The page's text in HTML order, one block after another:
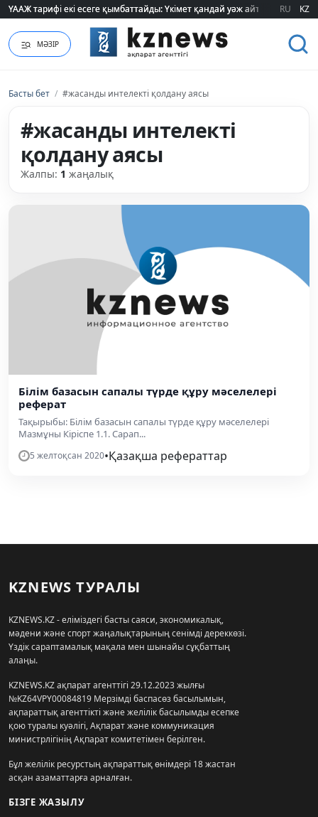
ҮААЖ тарифі екі есеге қымбаттайды: Үкімет қандай уәж айтады?
ҮААЖ тарифі екі есеге қымбаттайды: Үкімет қандай уәж айтады? RU KZ
МӘЗІР
Басты бет / #жасанды интелекті қолдану аясы
#жасанды интелекті
қолдану аясы
Жалпы: 1 жаңалық
Білім базасын сапалы түрде құру мәселелері
реферат
Тақырыбы: Білім базасын сапалы түрде құру мәселелері
Мазмұны Кіріспе 1.1. Сарап...
5 желтоқсан 2020•Қазақша рефераттар
KZNEWS ТУРАЛЫ
KZNEWS.KZ - еліміздегі басты саяси, экономикалық,
мәдени және спорт жаңалықтарының сенімді дереккөзі.
Үздік сараптамалық мақала мен шынайы сұқбаттың
алаңы.
KZNEWS.KZ ақпарат агенттігі 29.12.2023 жылғы
№KZ64VPY00084819 Мерзімді баспасөз басылымын,
ақпараттық агенттікті және желілік басылымды есепке
қою туралы куәлігі, Ақпарат және коммуникация
министрлігінің Ақпарат комитетімен берілген.
Бұл желілік ресурстың ақпараттық өнімдері 18 жастан
асқан азаматтарға арналған.
БІЗГЕ ЖАЗЫЛУ